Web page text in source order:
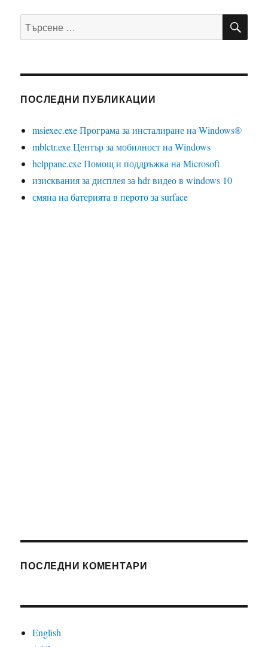
Търсене
за:
ПОСЛЕДНИ ПУБЛИКАЦИИ
msiexec.exe Програма за инсталиране на Windows®
mblctr.exe Център за мобилност на Windows
helppane.exe Помощ и поддръжка на Microsoft
изисквания за дисплея за hdr видео в windows 10
смяна на батерията в перото за surface
ПОСЛЕДНИ КОМЕНТАРИ
English